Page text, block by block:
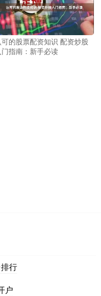
的股票配资知识 配资炒股
门指南：新手必读
行
户